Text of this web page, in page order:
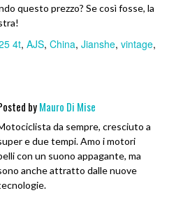
questo prezzo? Se così fosse, la
4t, AJS, China, Jianshe, vintage,
byMauro Di Mise
da sempre, cresciuto a
e due tempi. Amo i motori
con un suono appagante, ma
anche attratto dalle nuove